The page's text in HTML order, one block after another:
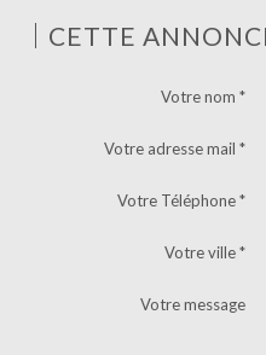
CETTE
Votre nom *
Votre adresse mail *
Votre Téléphone *
Votre ville *
Votre message